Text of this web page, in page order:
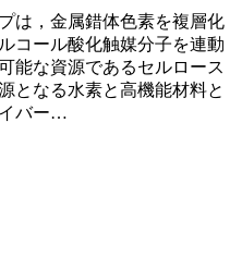
は，金属錯体色素を複層化
コール酸化触媒分子を連動
能な資源であるセルロース
となる水素と高機能材料と
バー…